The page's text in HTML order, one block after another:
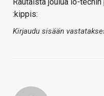
Rautaista joulua io-
:kippis:
Kirjaudu sisään